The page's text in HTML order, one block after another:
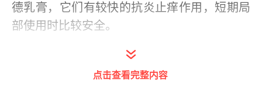
德乳膏，它们有较快的抗炎止痒作用，短期局
部使用时比较安全。
4、如果皮疹被抓破，建议外用抗生素软膏，
如：红霉素、莫匹罗星软膏等，以防发生细菌
点击查看完整内容